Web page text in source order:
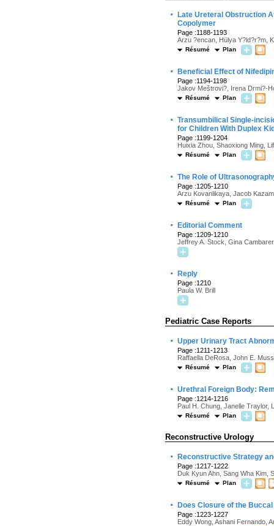
·
Late Ureteral Obstruction
Copolymer
Page :1188-1193
Arzu ?encan, Hülya Y?ld?r?m,
Résumé Plan
· Beneficial Effect of
Page :1194-1198
Jakov Meštrovi?, Irena Drmi?-
Résumé Plan
· Transumbilical Single-
for Children With Duplex
Page :1199-1204
Huixia Zhou, Shaoxiong Ming,
Résumé Plan
· The Role of
Page :1205-1210
Arzu Kovanlikaya, Jacob
Résumé Plan
· Editorial Comment
Page :1209-1210
Jeffrey A. Stock, Gina
· Reply
Page :1210
Paula W. Brill
Pediatric Case Reports
· Upper Urinary Tract
Page :1211-1213
Raffaella DeRosa, John E.
Résumé Plan
· Urethral Foreign Body:
Page :1214-1216
Paul H. Chung, Janelle Traylor,
Résumé Plan
Reconstructive Urology
· Reconstructive Strategy
Page :1217-1222
Duk Kyun Ahn, Sang Wha Kim,
Résumé Plan
· Does Closure of the
Page :1223-1227
Eddy Wong, Ashani Fernando,